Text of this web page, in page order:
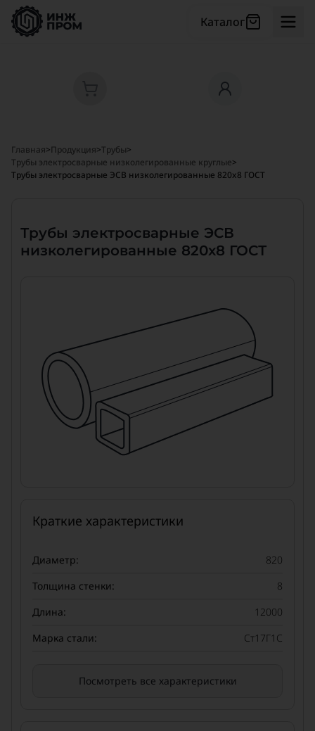
Каталог
Главная>Продукция> Трубы>
Трубы электросварные низколегированные круглые>
Трубы электросварные ЭСВ низколегированные 820x8 ГОСТ
Трубы электросварные ЭСВ
низколегированные 820x8 ГОСТ
Краткие характеристики
Диаметр:
820
Толщина стенки:
8
Длина:
12000
Марка стали:
Ст17Г1С
Посмотреть все характеристики